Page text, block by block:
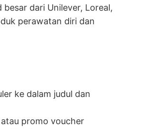
dari Unilever, Loreal,
perawatan diri dan
ke dalam judul dan
promo voucher